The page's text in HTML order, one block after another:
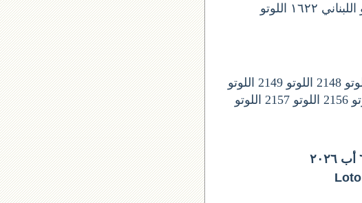
اللوتو 1622 نتائج اللوتو ١٨-٩-٢٠٢٣ سحب اليوم لوتو اليوم اللوتو اللوتو اللبناني ١٦٢٢ اللوتو
ارقام السحوبات المقبلة في اللوتو اللبناني: اللوتو 2146 اللونو 2147 اللوتو 2148 اللوتو 2149 اللوتو
2150 اللوتو 2151 اللوتى 2152 اللوتو 2153 اللوتو 2154 اللوتو 2155 اللوتو 2156 اللوتو 2157 اللوتو